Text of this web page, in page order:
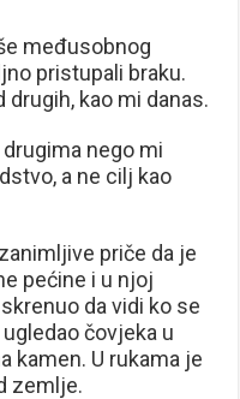
međusobnog
pristupali braku.
kao mi danas.
nego mi
a ne cilj kao
priče da je
pećine i u njoj
da vidi ko se
čovjeka u
kamen. U rukama je
zemlje.